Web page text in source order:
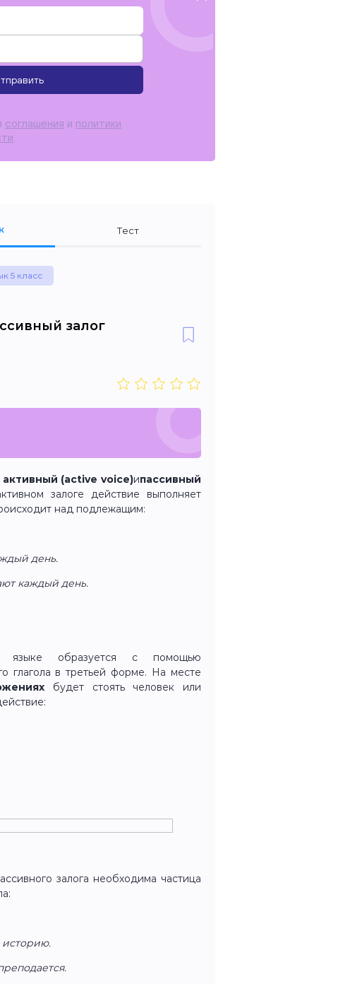
соглашения и политики
Тест
5 класс
залог
активный (active voice)ипассивный
залоге действие выполняет
над подлежащим:
день.
каждый день.
языке образуется с помощью
глагола в третьей форме. На месте
будет стоять человек или
залога необходима частица